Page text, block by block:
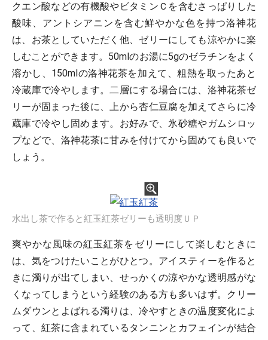
クエン酸などの有機酸やビタミンＣを含むさっぱりした
酸味、アントシアニンを含む鮮やかな色を持つ洛神花
は、お茶としていただく他、ゼリーにしても涼やかに楽
しむことができます。50mlのお湯に5gのゼラチンをよく
溶かし、150mlの洛神花茶を加えて、粗熱を取ったあと
冷蔵庫で冷やします。二層にする場合には、洛神花茶ゼ
リーが固まった後に、上から杏仁豆腐を加えてさらに冷
蔵庫で冷やし固めます。お好みで、氷砂糖やガムシロッ
プなどで、洛神花茶に甘みを付けてから固めても良いで
しょう。
水出し茶で作ると紅玉紅茶ゼリーも透明度ＵＰ
爽やかな風味の紅玉紅茶をゼリーにして楽しむときに
は、気をつけたいことがひとつ。アイスティーを作ると
きに濁りが出てしまい、せっかくの涼やかな透明感がな
くなってしまうという経験のある方も多いはず。クリー
ムダウンとよばれる濁りは、冷やすときの温度変化によ
って、紅茶に含まれているタンニンとカフェインが結合